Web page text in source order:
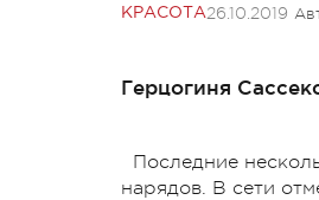
КРАСОТА26.10.2019
Герцогиня
Последние
нарядов. В сети